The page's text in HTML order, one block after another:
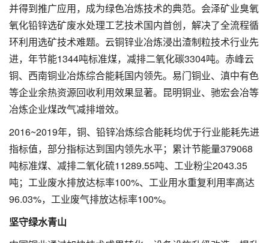
并得到推广应用，成为绿色冶炼技术的典范。会泽矿业臭氧
氧化铅锌选矿废水处理工艺技术国内首创，解决了全流程循
环利用选矿技术难题。云铜锌业冶炼浸出渣制粒技术行业先
进，年节能1344吨标准煤，减排二氧化碳3304吨。赤峰云
铜、西南铜业冶炼综合能耗国内领先。易门铜业、滇中有色
等企业余热资源回收利用效果显著。昆明铜业、驰宏会冶等
冶炼企业煤改气减排增效。
2016~2019年，铜、铅锌冶炼综合能耗均优于行业能耗先进
指标值，部分指标达到国内领先水平；累计节能量379068
吨标准煤、减排二氧化硫11289.55吨、工业粉尘2043.35
吨；工业废水排放达标率100%、工业用水重复利用率高达
96.03%，工业废气排放达标率100%。
坚守绿水青山